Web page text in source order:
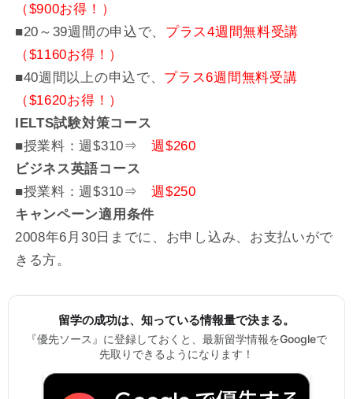
（$900お得！）
■20～39週間の申込で、 プラス4週間無料受講
（$1160お得！）
■40週間以上の申込で、 プラス6週間無料受講
（$1620お得！）
IELTS試験対策コース
■授業料：週$310⇒週$260
ビジネス英語コース
■授業料：週$310⇒週$250
キャンペーン適用条件
2008年6月30日までに、お申し込み、お支払いがで
きる方。
留学の成功は、知っている情報量で決まる。
『優先ソース』に登録しておくと、最新留学情報をGoogleで
先取りできるようになります！